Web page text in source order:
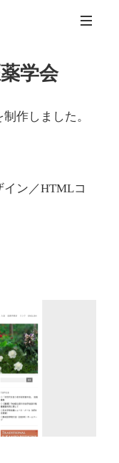
学会
作しました。
ン／HTMLコ